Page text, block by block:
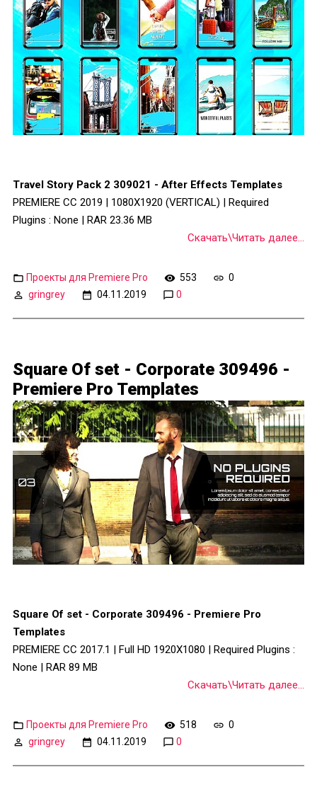
Travel Story Pack 2 309021 - After Effects Templates
PREMIERE CC 2019 | 1080X1920 (VERTICAL) | Required
Plugins : None | RAR 23.36 MB
Скачать\Читать далее...
Проекты для Premiere Pro 553
0
gringrey
04.11.2019 0
Square Of set - Corporate 309496 -
Premiere Pro Templates
Square Of set - Corporate 309496 - Premiere Pro
Templates
PREMIERE CC 2017.1 | Full HD 1920X1080 | Required Plugins :
None | RAR 89 MB
Скачать\Читать далее...
Проекты для Premiere Pro 518
0
gringrey
04.11.2019 0